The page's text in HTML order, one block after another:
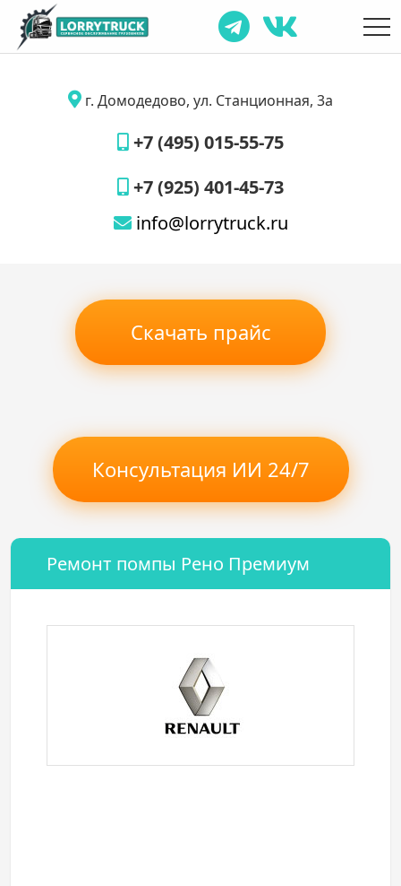
г. Домодедово, ул. Станционная, 3а
+7 (495) 015-55-75
+7 (925) 401-45-73
info@lorrytruck.ru
Скачать прайс
Консультация ИИ 24/7
Ремонт помпы Рено Премиум